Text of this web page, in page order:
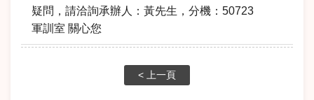
疑問，請洽詢承辦人：黃先生，分機：50723
軍訓室 關心您
< 上一頁